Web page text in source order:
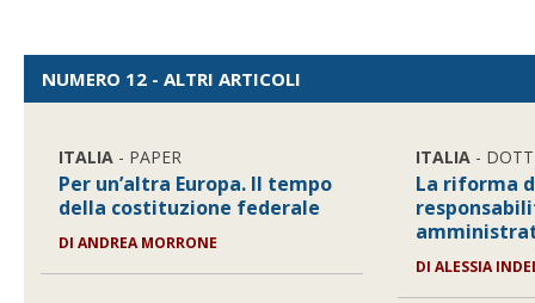
NUMERO 12 - ALTRI ARTICOLI
ITALIA - PAPER
Per un’altra Europa. Il tempo
della costituzione federale
DIANDREA MORRONE
ITALIA -
La riforma
DIALESSIA